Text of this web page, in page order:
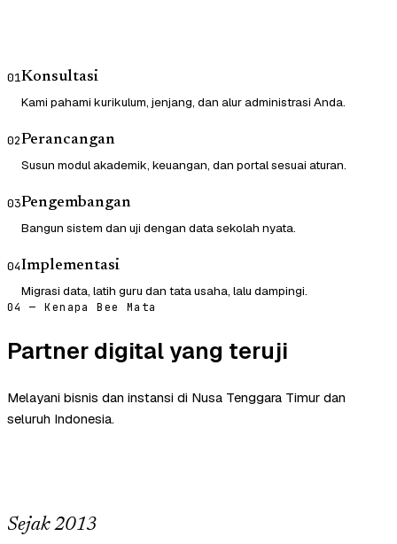
01Konsultasi
Kami pahami kurikulum, jenjang, dan alur administrasi Anda.
02Perancangan
Susun modul akademik, keuangan, dan portal sesuai aturan.
03Pengembangan
Bangun sistem dan uji dengan data sekolah nyata.
04Implementasi
Migrasi data, latih guru dan tata usaha, lalu dampingi.
04 — Kenapa Bee Mata
Partner digital yang teruji
Melayani bisnis dan instansi di Nusa Tenggara Timur dan
seluruh Indonesia.
Sejak 2013